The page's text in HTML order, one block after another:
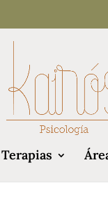
Terapias